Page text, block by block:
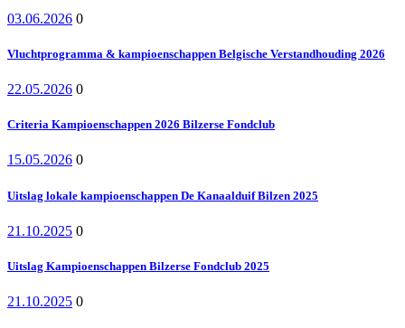
03.06.2026 0
Vluchtprogramma & kampioenschappen Belgische Verstandhouding 2026
22.05.2026 0
Criteria Kampioenschappen 2026 Bilzerse Fondclub
15.05.2026 0
Uitslag lokale kampioenschappen De Kanaalduif Bilzen 2025
21.10.2025 0
Uitslag Kampioenschappen Bilzerse Fondclub 2025
21.10.2025 0